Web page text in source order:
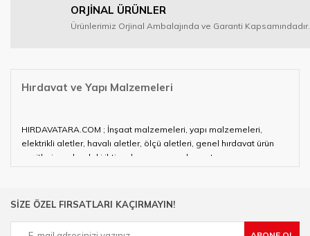
ORJİNAL ÜRÜNLER
Ürünlerimiz Orjinal Ambalajında ve Garanti Kapsamındadır.
Hırdavat ve Yapı Malzemeleri
HIRDAVATARA.COM ; İnşaat malzemeleri, yapı malzemeleri,
elektrikli aletler, havalı aletler, ölçü aletleri, genel hırdavat ürün
çeşitleri ve alandaki ihtiyaçlarınızın neredeyse tamamını
çalışan HIRDAVATARA.COM geniş ürün yelpazesi ile siz değerli
SİZE ÖZEL FIRSATLARI KAÇIRMAYIN!